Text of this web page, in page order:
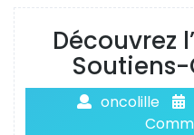
Découvrez
oncolille